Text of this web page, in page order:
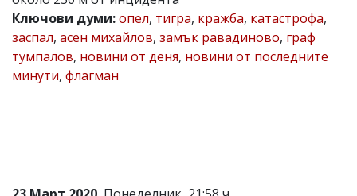
Коментарите
статиите
се
въвеждат
за
Ключови думи:опел, тигра, кражба, катастрофа,
заспал, асен михайлов, замък равадиново, граф
тумпалов, новини от деня, новини от последните
минути, флагман